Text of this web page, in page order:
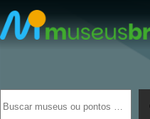
para
o
conteúdo
resultados